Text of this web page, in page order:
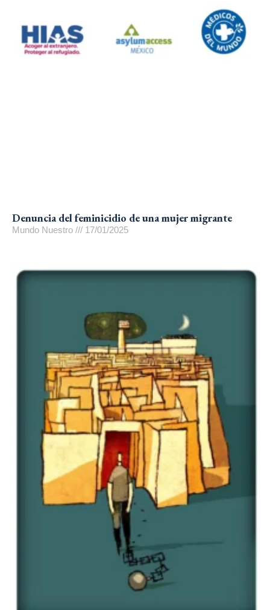
Denuncia del feminicidio de una mujer migrante
Mundo Nuestro 17/01/2025